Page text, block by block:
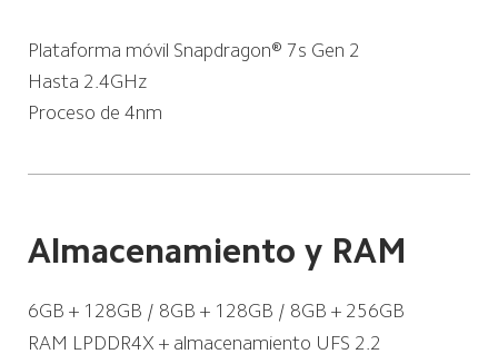
Plataforma móvil Snapdragon® 7s Gen 2
Hasta 2.4GHz
Proceso de 4nm
Almacenamiento y RAM
6GB + 128GB / 8GB + 128GB / 8GB + 256GB
RAM LPDDR4X + almacenamiento UFS 2.2